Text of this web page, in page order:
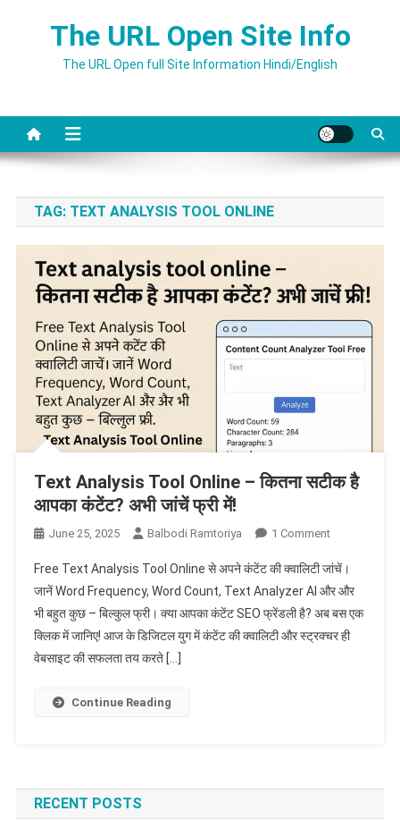
The URL Open Site Info
The URL Open full Site Information Hindi/English
TAG: TEXT ANALYSIS TOOL ONLINE
Text Analysis Tool Online – कितना सटीक है
आपका कंटेंट? अभी जांचें फ्री में!
June 25, 2025 Balbodi Ramtoriya 1 CommentOn
Analysis
Tool
Online
–
में!
Free Text Analysis Tool Online से अपने कंटेंट की क्वालिटी जांचें।
जानें Word Frequency, Word Count, Text Analyzer AI और और
भी बहुत कुछ – बिल्कुल फ्री। क्या आपका कंटेंट SEO फ्रेंडली है? अब बस एक
क्लिक में जानिए! आज के डिजिटल युग में कंटेंट की क्वालिटी और स्ट्रक्चर ही
वेबसाइट की सफलता तय करते […]
Continue Reading
RECENT POSTS